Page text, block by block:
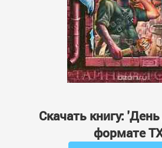
Скачать книгу:
формате